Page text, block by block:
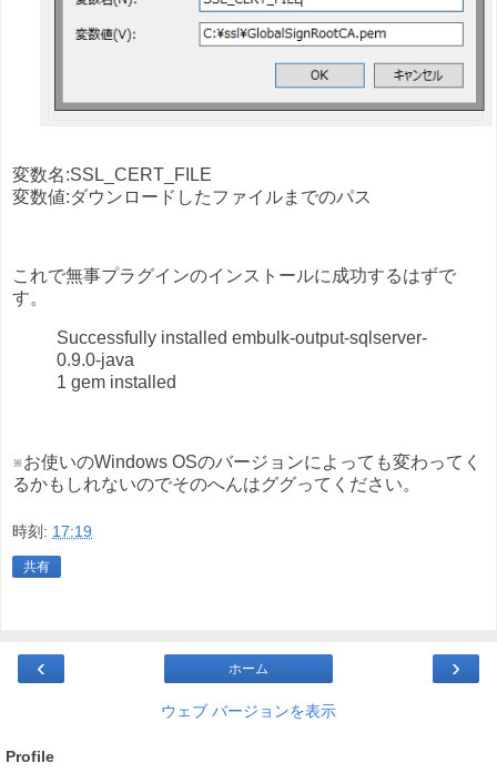
変数名:SSL_CERT_FILE
変数値:ダウンロードしたファイルまでのパス
これで無事プラグインのインストールに成功するはずで
す。
Successfully installed embulk-output-sqlserver-
0.9.0-java
1 gem installed
※お使いのWindows OSのバージョンによっても変わってく
るかもしれないのでそのへんはググってください。
時刻: 17:19
共有
‹ ›
ホーム
ウェブ バージョンを表示
Profile